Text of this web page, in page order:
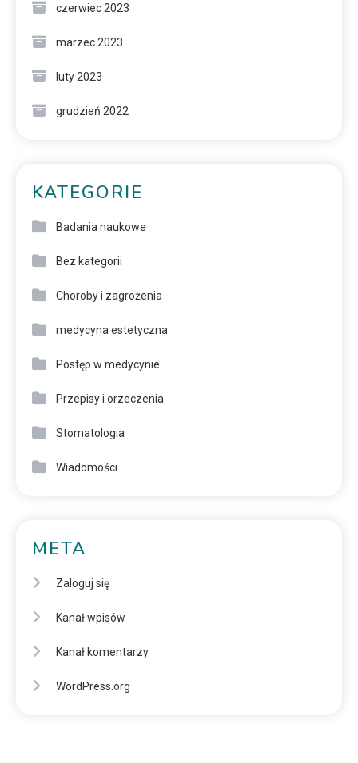
czerwiec 2023
marzec 2023
luty 2023
grudzień 2022
KATEGORIE
Badania naukowe
Bez kategorii
Choroby i zagrożenia
medycyna estetyczna
Postęp w medycynie
Przepisy i orzeczenia
Stomatologia
Wiadomości
META
Zaloguj się
Kanał wpisów
Kanał komentarzy
WordPress.org